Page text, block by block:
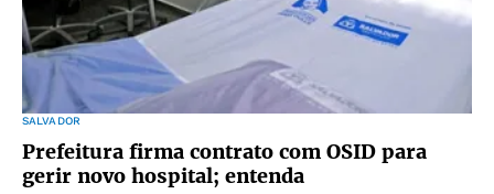
SALVADOR
Prefeitura firma contrato com OSID para
gerir novo hospital; entenda